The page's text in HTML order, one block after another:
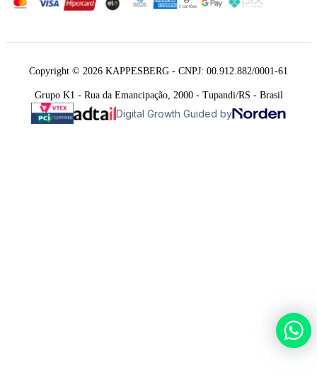
Copyright © 2026 KAPPESBERG - CNPJ: 00.912.882/0001-61
Grupo K1 - Rua da Emancipação, 2000 - Tupandi/RS - Brasil
Digital Growth Guided by